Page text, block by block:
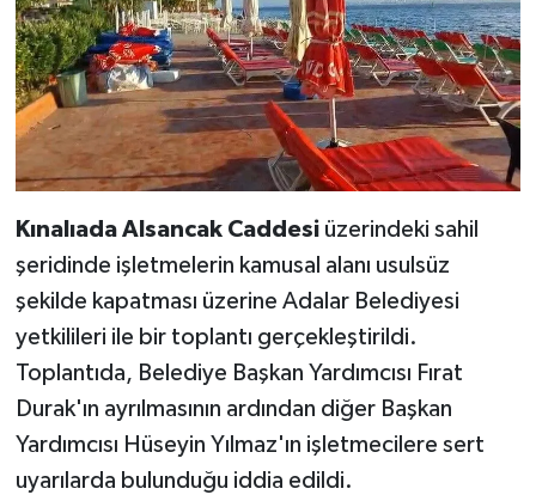
Kınalıada Alsancak Caddesi üzerindeki sahil
şeridinde işletmelerin kamusal alanı usulsüz
şekilde kapatması üzerine Adalar Belediyesi
yetkilileri ile bir toplantı gerçekleştirildi.
Toplantıda, Belediye Başkan Yardımcısı Fırat
Durak'ın ayrılmasının ardından diğer Başkan
Yardımcısı Hüseyin Yılmaz'ın işletmecilere sert
uyarılarda bulunduğu iddia edildi.